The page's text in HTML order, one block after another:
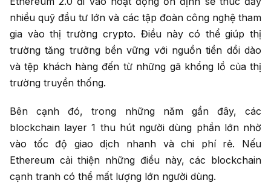
nhiều quỹ đầu tư lớn và các tập đoàn công nghệ tham
gia vào thị trường crypto. Điều này có thể giúp thị
trường tăng trưởng bền vững với nguồn tiền dồi dào
và tệp khách hàng đến từ những gã khổng lồ của thị
trường truyền thống.
Bên cạnh đó, trong những năm gần đây, các
blockchain layer 1 thu hút người dùng phần lớn nhờ
vào tốc độ giao dịch nhanh và chi phí rẻ. Nếu
Ethereum cải thiện những điều này, các blockchain
cạnh tranh có thể mất lượng lớn người dùng.